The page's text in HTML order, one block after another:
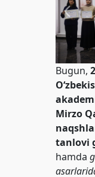
Bugun,
Mirzo
tanlovi
hamda